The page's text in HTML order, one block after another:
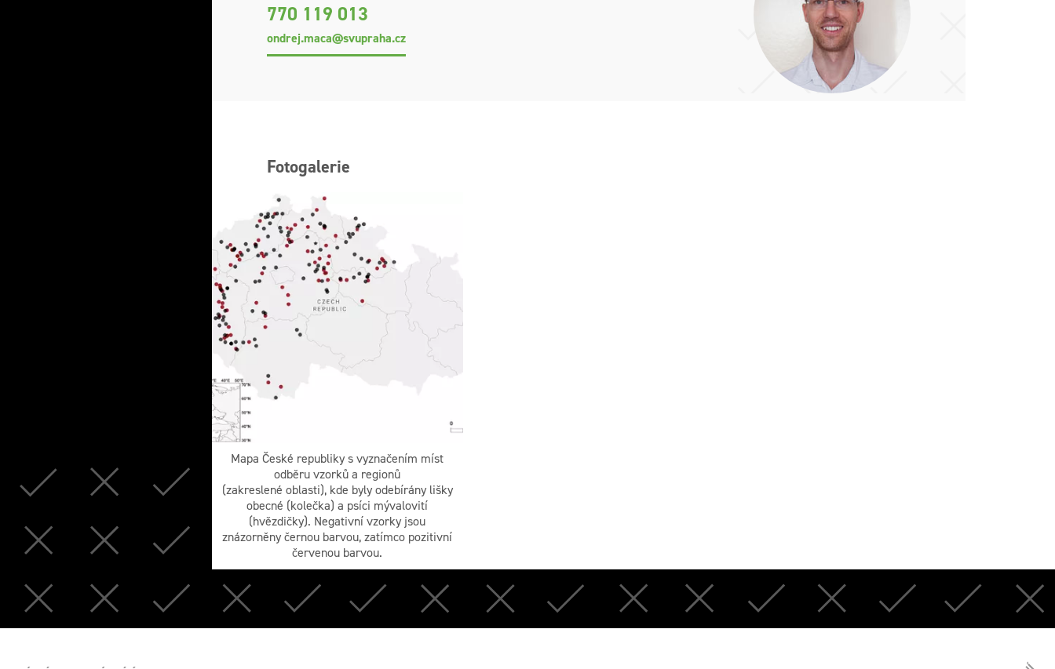
770 119 013
ondrej.maca@svupraha.cz
Fotogalerie
Mapa České republiky s vyznačením míst
odběru vzorků a regionů
(zakreslené oblasti), kde byly odebírány lišky
obecné (kolečka) a psíci mývalovití
(hvězdičky). Negativní vzorky jsou
znázorněny černou barvou, zatímco pozitivní
červenou barvou.